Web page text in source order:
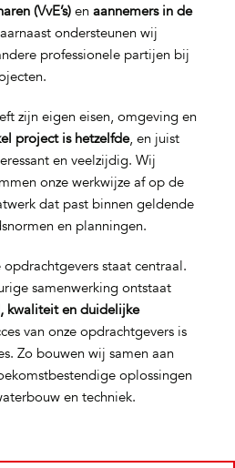
(VvE’s)en aannemers in de
ondersteunen wij
professionele partijen bij
zijn eigen eisen, omgeving en
project is hetzelfde, en juist
en veelzijdig. Wij
onze werkwijze af op de
dat past binnen geldende
en planningen.
opdrachtgevers staat centraal.
samenwerking ontstaat
kwaliteit en duidelijke
van onze opdrachtgevers is
Zo bouwen wij samen aan
oplossingen
en techniek.